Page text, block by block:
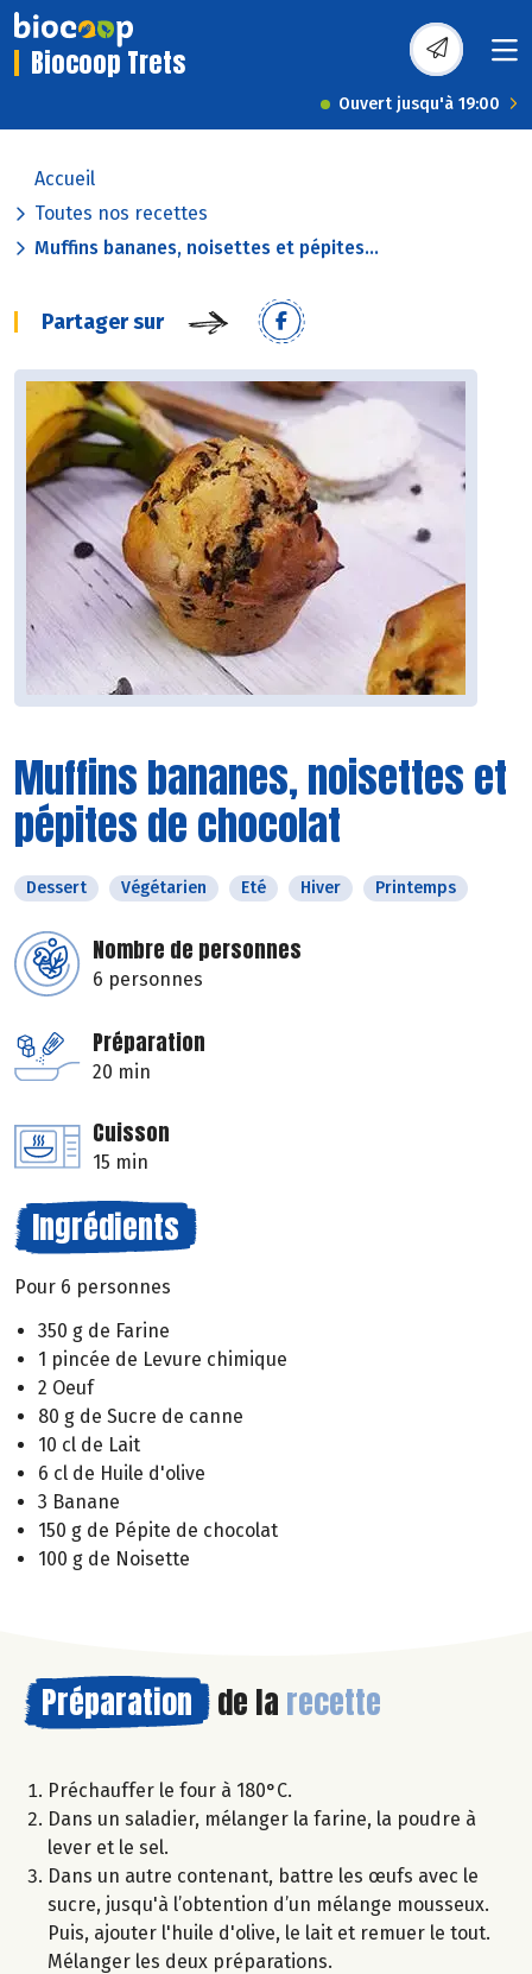
Biocoop Trets
Ouvert jusqu'à 19:00
Accueil
Toutes nos recettes
Muffins bananes, noisettes et pépites...
Partager sur
Muffins bananes, noisettes et
pépites de chocolat
Dessert Végétarien Eté Hiver Printemps
Nombre de personnes
6 personnes
Préparation
20 min
Cuisson
15 min
Ingrédients
Pour 6 personnes
350 g de Farine
1 pincée de Levure chimique
2 Oeuf
80 g de Sucre de canne
10 cl de Lait
6 cl de Huile d'olive
3 Banane
150 g de Pépite de chocolat
100 g de Noisette
Préparation de la recette
Préchauffer le four à 180°C.
Dans un saladier, mélanger la farine, la poudre à
lever et le sel.
Dans un autre contenant, battre les œufs avec le
sucre, jusqu'à l’obtention d’un mélange mousseux.
Puis, ajouter l'huile d'olive, le lait et remuer le tout.
Mélanger les deux préparations.